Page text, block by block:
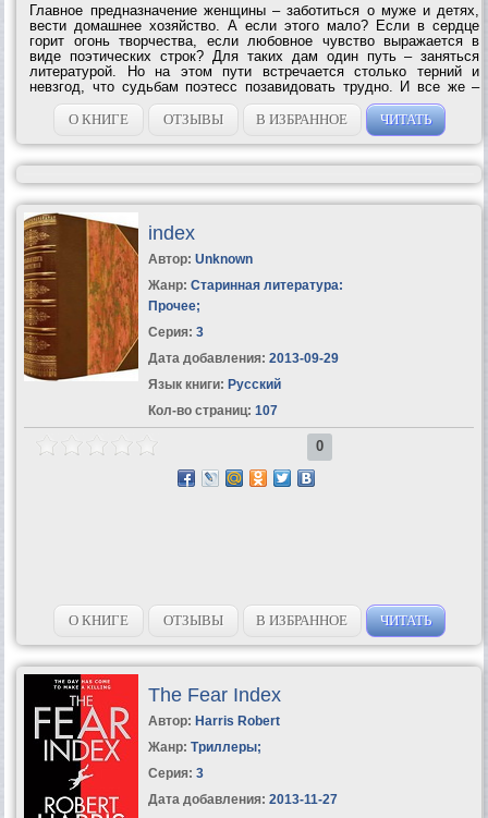
Главное предназначение женщины – заботиться о муже и детях,
вести домашнее хозяйство. А если этого мало? Если в сердце
горит огонь творчества, если любовное чувство выражается в
виде поэтических строк? Для таких дам один путь – заняться
литературой. Но на этом пути встречается столько терний и
невзгод, что судьбам поэтесс позавидовать трудно. И все же –
они прекрасны! О том, как жили и творили Зинаида Гиппиус,
Каролина Павлова, Марина...
О КНИГЕ ОТЗЫВЫ В ИЗБРАННОЕ ЧИТАТЬ
index
Автор: Unknown
Жанр: Старинная литература:
Прочее;
Серия: 3
Дата добавления: 2013-09-29
Язык книги: Русский
Кол-во страниц: 107
0
О КНИГЕ ОТЗЫВЫ В ИЗБРАННОЕ ЧИТАТЬ
The Fear Index
Автор: Harris Robert
Жанр: Триллеры;
Серия: 3
Дата добавления: 2013-11-27